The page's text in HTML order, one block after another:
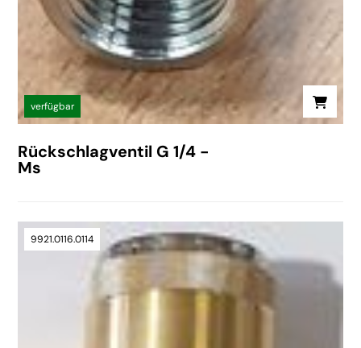
verfügbar
Rückschlagventil G 1/4 -
Ms
9921.0116.0114